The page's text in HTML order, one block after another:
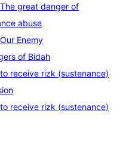
great danger of
abuse
Enemy
of Bidah
receive rizk (sustenance)
receive rizk (sustenance)